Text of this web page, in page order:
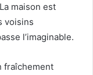
maison est
voisins
l’imaginable.
fraîchement